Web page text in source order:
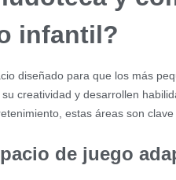
infantil?
diseñado para que los más
creatividad y desarrollen
estas áreas son
de juego